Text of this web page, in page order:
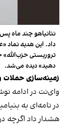
نتانیاهو چند ماه
داد. این هدیه نماد
تروریستی
دهید» دیده می‌شد.
زمینه‌سازی حملات
در نامه‌ای به
هشدار داد اگرچه